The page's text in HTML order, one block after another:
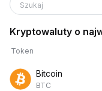
Szukaj
Kryptowaluty o
Token
Bitcoin
BTC